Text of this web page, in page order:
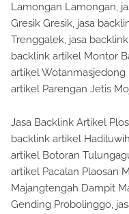
Lamongan Lamongan,
Gresik Gresik, jasa
Trenggalek, jasa
backlink artikel Montor
artikel
artikel Parengan Jetis
Jasa Backlink Artikel
backlink artikel
artikel Botoran
artikel Pacalan Plaosan
Majangtengah Dampit
Gending Probolinggo,